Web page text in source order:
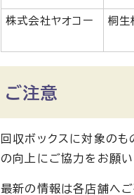
株式会社ヤオコー 桐生
ご注意
回収ボックスに対象の
の向上にご協力をお願い
最新の情報は各店舗へご